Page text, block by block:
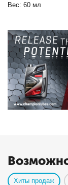
Вес: 60 мл
Хиты продаж